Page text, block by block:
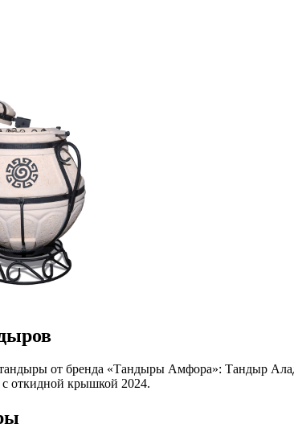
от бренда «Тандыры Амфора»: Тандыр
откидной крышкой 2024.